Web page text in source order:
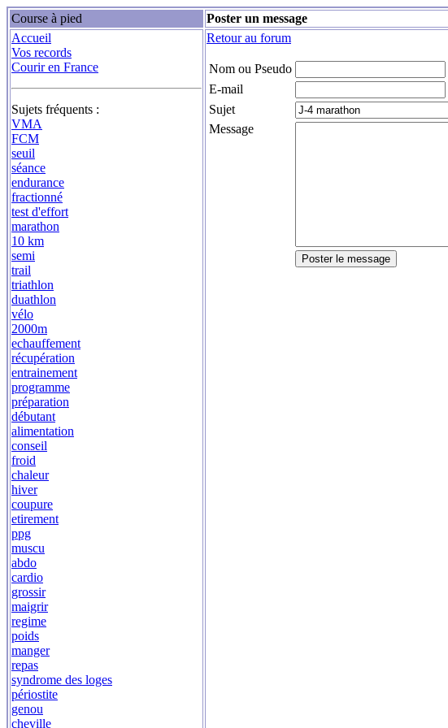
Course à pied
Poster un message
Accueil
Vos records
Courir en France
Sujets fréquents :
VMA
FCM
seuil
séance
endurance
fractionné
test d'effort
marathon
10 km
semi
trail
triathlon
duathlon
vélo
2000m
echauffement
récupération
entrainement
programme
préparation
débutant
alimentation
conseil
froid
chaleur
hiver
coupure
etirement
ppg
muscu
abdo
cardio
grossir
maigrir
regime
poids
manger
repas
syndrome des loges
périostite
genou
cheville
Retour au forum
Nom ou Pseudo
E-mail
Sujet
Message